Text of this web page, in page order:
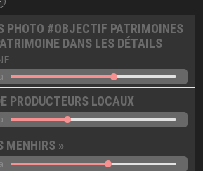
PHOTO #OBJECTIF PATRIMOINES
DANS LES DÉTAILS
PRODUCTEURS LOCAUX
MENHIRS »